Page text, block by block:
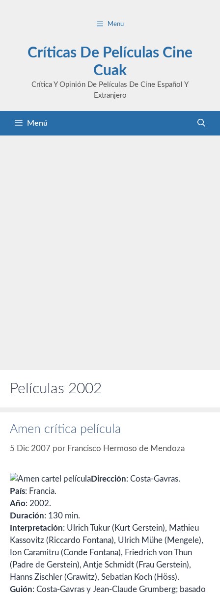
Menu
Críticas De Películas Cine
Cuak
Crítica Y Opinión De Películas De Cine Español Y
Extranjero
Menú
Películas 2002
Amen crítica película
5 Dic 2007 por Francisco Hermoso de Mendoza
Dirección: Costa-Gavras.
País: Francia.
Año: 2002.
Duración: 130 min.
Interpretación: Ulrich Tukur (Kurt Gerstein), Mathieu
Kassovitz (Riccardo Fontana), Ulrich Mühe (Mengele),
Ion Caramitru (Conde Fontana), Friedrich von Thun
(Padre de Gerstein), Antje Schmidt (Frau Gerstein),
Hanns Zischler (Grawitz), Sebatian Koch (Höss).
Guión: Costa-Gavras y Jean-Claude Grumberg; basado